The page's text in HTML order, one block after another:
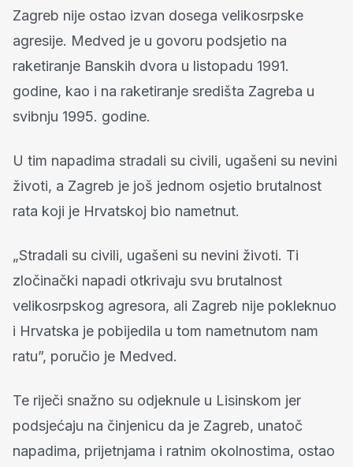
Zagreb nije ostao izvan dosega velikosrpske
agresije. Medved je u govoru podsjetio na
raketiranje Banskih dvora u listopadu 1991.
godine, kao i na raketiranje središta Zagreba u
svibnju 1995. godine.
U tim napadima stradali su civili, ugašeni su nevini
životi, a Zagreb je još jednom osjetio brutalnost
rata koji je Hrvatskoj bio nametnut.
„Stradali su civili, ugašeni su nevini životi. Ti
zločinački napadi otkrivaju svu brutalnost
velikosrpskog agresora, ali Zagreb nije pokleknuo
i Hrvatska je pobijedila u tom nametnutom nam
ratu”, poručio je Medved.
Te riječi snažno su odjeknule u Lisinskom jer
podsjećaju na činjenicu da je Zagreb, unatoč
napadima, prijetnjama i ratnim okolnostima, ostao